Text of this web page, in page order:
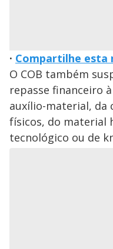
· Compartilhe esta
O COB também
repasse financeiro
auxílio-material, da
físicos, do material
tecnológico ou de